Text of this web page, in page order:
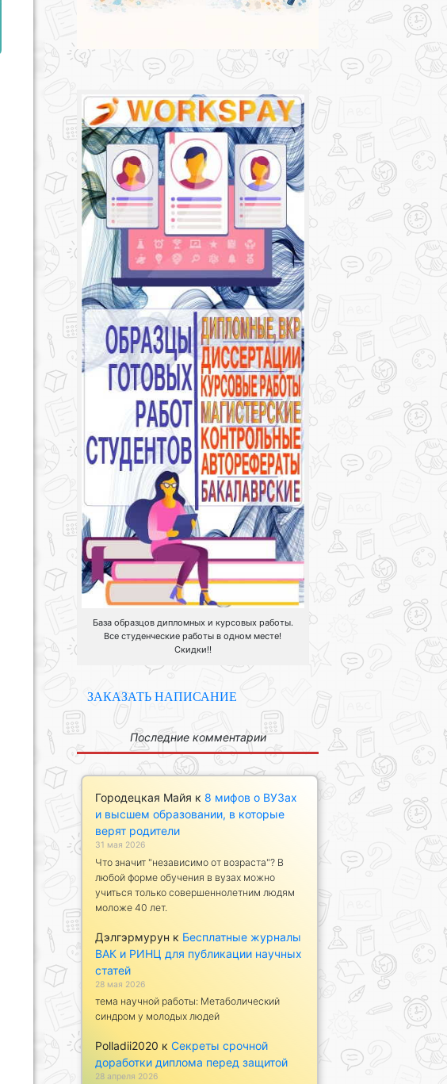
База образцов дипломных и курсовых работы.
Все студенческие работы в одном месте!
Скидки!!
ЗАКАЗАТЬ НАПИСАНИЕ
Последние комментарии
Городецкая Майя к 8 мифов о ВУЗах
и высшем образовании, в которые
верят родители
31 мая 2026
Что значит "независимо от возраста"? В
любой форме обучения в вузах можно
учиться только совершеннолетним людям
моложе 40 лет.
Дэлгэрмурун к Бесплатные журналы
ВАК и РИНЦ для публикации научных
статей
28 мая 2026
тема научной работы: Метаболический
синдром у молодых людей
Polladii2020 к Секреты срочной
доработки диплома перед защитой
28 апреля 2026